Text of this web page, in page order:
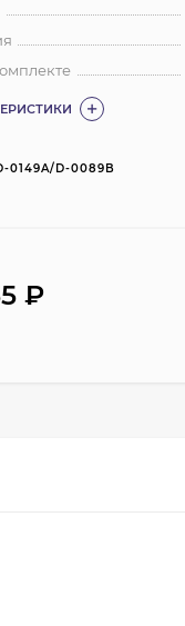
0149A/D-0089B
₽